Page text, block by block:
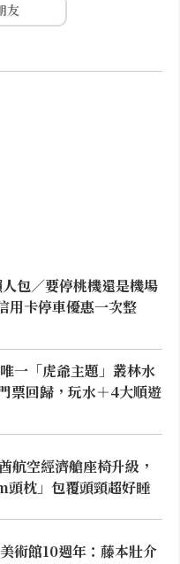
友
包／要停桃機還是機場
用卡停車優惠一次整
一「虎爺主題」叢林水
票回歸，玩水＋4大順遊
航空經濟艙座椅升級，
枕」包覆頭頸超好睡
術館10週年：藤本壯介